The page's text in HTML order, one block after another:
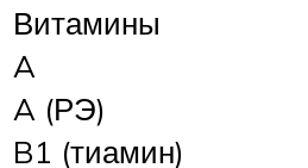
Витамины
A
A (РЭ)
B1 (тиамин)